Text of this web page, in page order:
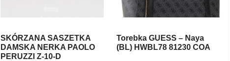
SKÓRZANA SASZETKA
DAMSKA NERKA PAOLO
PERUZZI Z-10-D
Torebka GUESS – Naya
(BL) HWBL78 81230 COA